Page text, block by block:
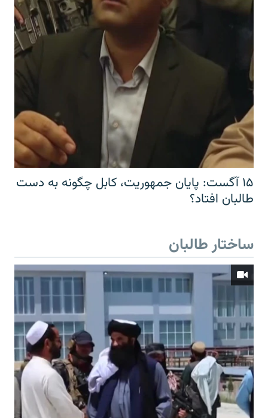
۱۵ آگست: پایان جمهوریت، کابل چگونه به دست
طالبان افتاد؟
ساختار طالبان